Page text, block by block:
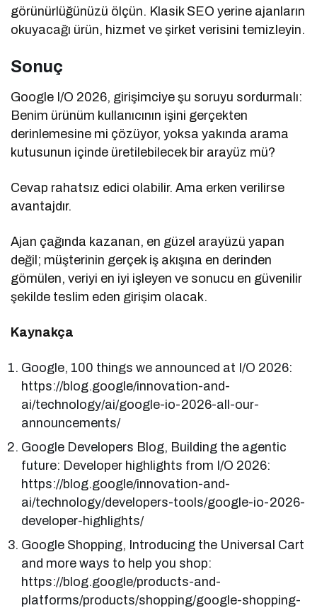
görünürlüğünüzü ölçün. Klasik SEO yerine ajanların
okuyacağı ürün, hizmet ve şirket verisini temizleyin.
Sonuç
Google I/O 2026, girişimciye şu soruyu sordurmalı:
Benim ürünüm kullanıcının işini gerçekten
derinlemesine mi çözüyor, yoksa yakında arama
kutusunun içinde üretilebilecek bir arayüz mü?
Cevap rahatsız edici olabilir. Ama erken verilirse
avantajdır.
Ajan çağında kazanan, en güzel arayüzü yapan
değil; müşterinin gerçek iş akışına en derinden
gömülen, veriyi en iyi işleyen ve sonucu en güvenilir
şekilde teslim eden girişim olacak.
Kaynakça
Google, 100 things we announced at I/O 2026:
https://blog.google/innovation-and-
ai/technology/ai/google-io-2026-all-our-
announcements/
Google Developers Blog, Building the agentic
future: Developer highlights from I/O 2026:
https://blog.google/innovation-and-
ai/technology/developers-tools/google-io-2026-
developer-highlights/
Google Shopping, Introducing the Universal Cart
and more ways to help you shop:
https://blog.google/products-and-
platforms/products/shopping/google-shopping-